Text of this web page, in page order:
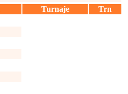
Turnaje
Trn